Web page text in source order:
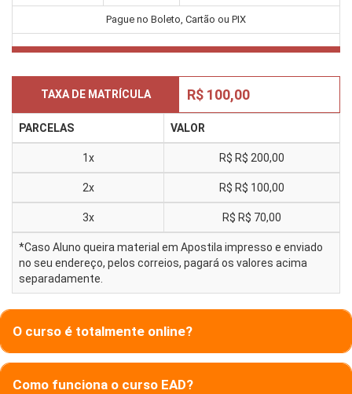
Pague no Boleto, Cartão ou PIX
TAXA DE MATRÍCULA R$ 100,00
PARCELAS VALOR
1x R$ R$ 200,00
2x R$ R$ 100,00
3x R$ R$ 70,00
*Caso Aluno queira material em Apostila impresso e enviado
no seu endereço, pelos correios, pagará os valores acima
separadamente.
O curso é totalmente online?
Como funciona o curso EAD?